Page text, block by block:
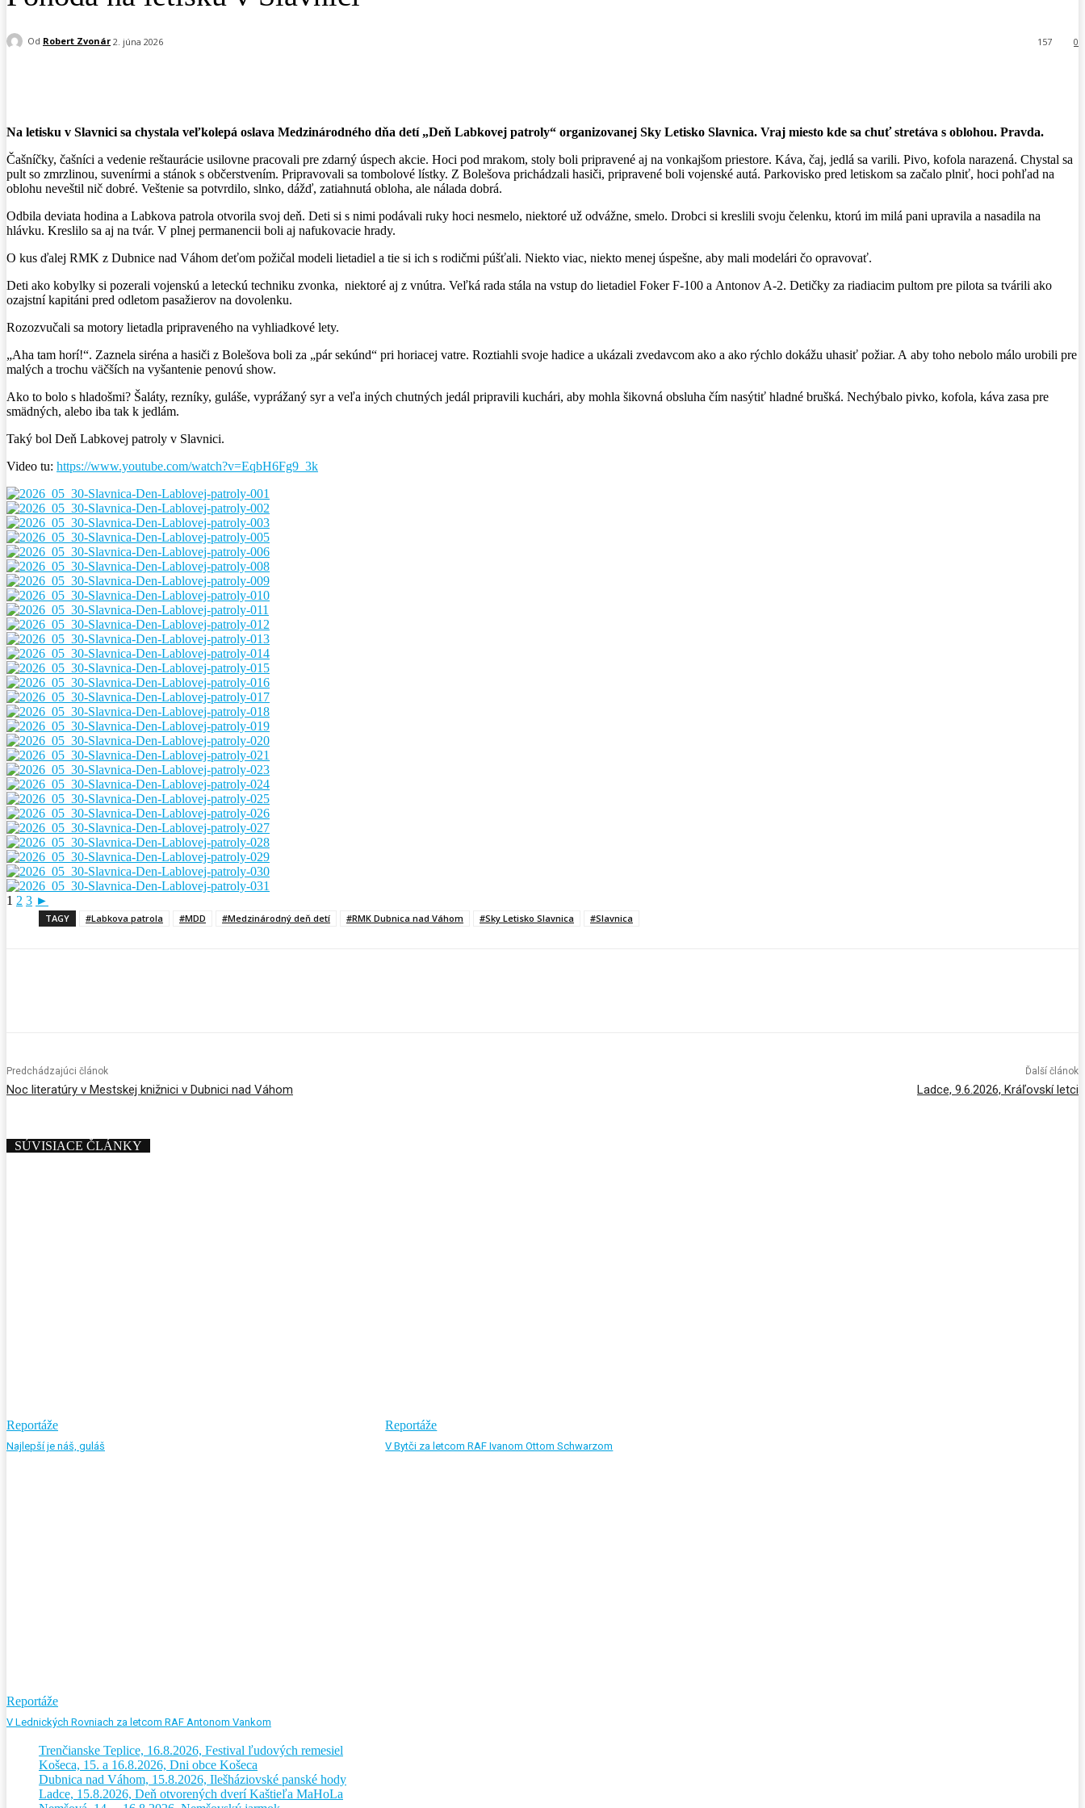
Od Robert Zvonár 2. júna 2026 0
157
Na letisku v Slavnici sa chystala veľkolepá oslava Medzinárodného dňa detí „Deň Labkovej patroly“ organizovanej Sky Letisko Slavnica. Vraj miesto kde sa chuť stretáva s oblohou. Pravda.
Čašníčky, čašníci a vedenie reštaurácie usilovne pracovali pre zdarný úspech akcie. Hoci pod mrakom, stoly boli pripravené aj na vonkajšom priestore. Káva, čaj, jedlá sa varili. Pivo, kofola narazená. Chystal sa
pult so zmrzlinou, suvenírmi a stánok s občerstvením. Pripravovali sa tombolové lístky. Z Bolešova prichádzali hasiči, pripravené boli vojenské autá. Parkovisko pred letiskom sa začalo plniť, hoci pohľad na
oblohu neveštil nič dobré. Veštenie sa potvrdilo, slnko, dážď, zatiahnutá obloha, ale nálada dobrá.
Odbila deviata hodina a Labkova patrola otvorila svoj deň. Deti si s nimi podávali ruky hoci nesmelo, niektoré už odvážne, smelo. Drobci si kreslili svoju čelenku, ktorú im milá pani upravila a nasadila na
hlávku. Kreslilo sa aj na tvár. V plnej permanencii boli aj nafukovacie hrady.
O kus ďalej RMK z Dubnice nad Váhom deťom požičal modeli lietadiel a tie si ich s rodičmi púšťali. Niekto viac, niekto menej úspešne, aby mali modelári čo opravovať.
Deti ako kobylky si pozerali vojenskú a leteckú techniku zvonka, niektoré aj z vnútra. Veľká rada stála na vstup do lietadiel Foker F-100 a Antonov A-2. Detičky za riadiacim pultom pre pilota sa tvárili ako
ozajstní kapitáni pred odletom pasažierov na dovolenku.
Rozozvučali sa motory lietadla pripraveného na vyhliadkové lety.
„Aha tam horí!“. Zaznela siréna a hasiči z Bolešova boli za „pár sekúnd“ pri horiacej vatre. Roztiahli svoje hadice a ukázali zvedavcom ako a ako rýchlo dokážu uhasiť požiar. A aby toho nebolo málo urobili pre
malých a trochu väčších na vyšantenie penovú show.
Ako to bolo s hladošmi? Šaláty, rezníky, guláše, vyprážaný syr a veľa iných chutných jedál pripravili kuchári, aby mohla šikovná obsluha čím nasýtiť hladné brušká. Nechýbalo pivko, kofola, káva zasa pre
smädných, alebo iba tak k jedlám.
Taký bol Deň Labkovej patroly v Slavnici.
Video tu: https://www.youtube.com/watch?v=EqbH6Fg9_3k
1 2 3 ►
TAGY #Labkova patrola #MDD #Medzinárodný deň detí #RMK Dubnica nad Váhom #Sky Letisko Slavnica #Slavnica
Predchádzajúci článok
Noc literatúry v Mestskej knižnici v Dubnici nad Váhom
Ďalší článok
Ladce, 9.6.2026, Kráľovskí letci
SÚVISIACE ČLÁNKY
Reportáže
Najlepší je náš, guláš
Reportáže
V Bytči za letcom RAF Ivanom Ottom Schwarzom
Reportáže
V Lednických Rovniach za letcom RAF Antonom Vankom
Trenčianske Teplice, 16.8.2026, Festival ľudových remesiel
Košeca, 15. a 16.8.2026, Dni obce Košeca
Dubnica nad Váhom, 15.8.2026, Ilešháziovské panské hody
Ladce, 15.8.2026, Deň otvorených dverí Kaštieľa MaHoLa